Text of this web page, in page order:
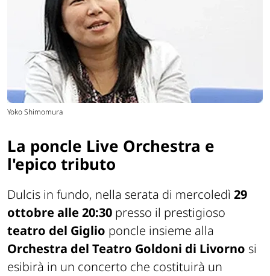
Yoko Shimomura
La poncle Live Orchestra e
l'epico tributo
Dulcis in fundo, nella serata di mercoledì 29
ottobre alle 20:30 presso il prestigioso
teatro del Giglio poncle insieme alla
Orchestra del Teatro Goldoni di Livorno si
esibirà in un concerto che costituirà un